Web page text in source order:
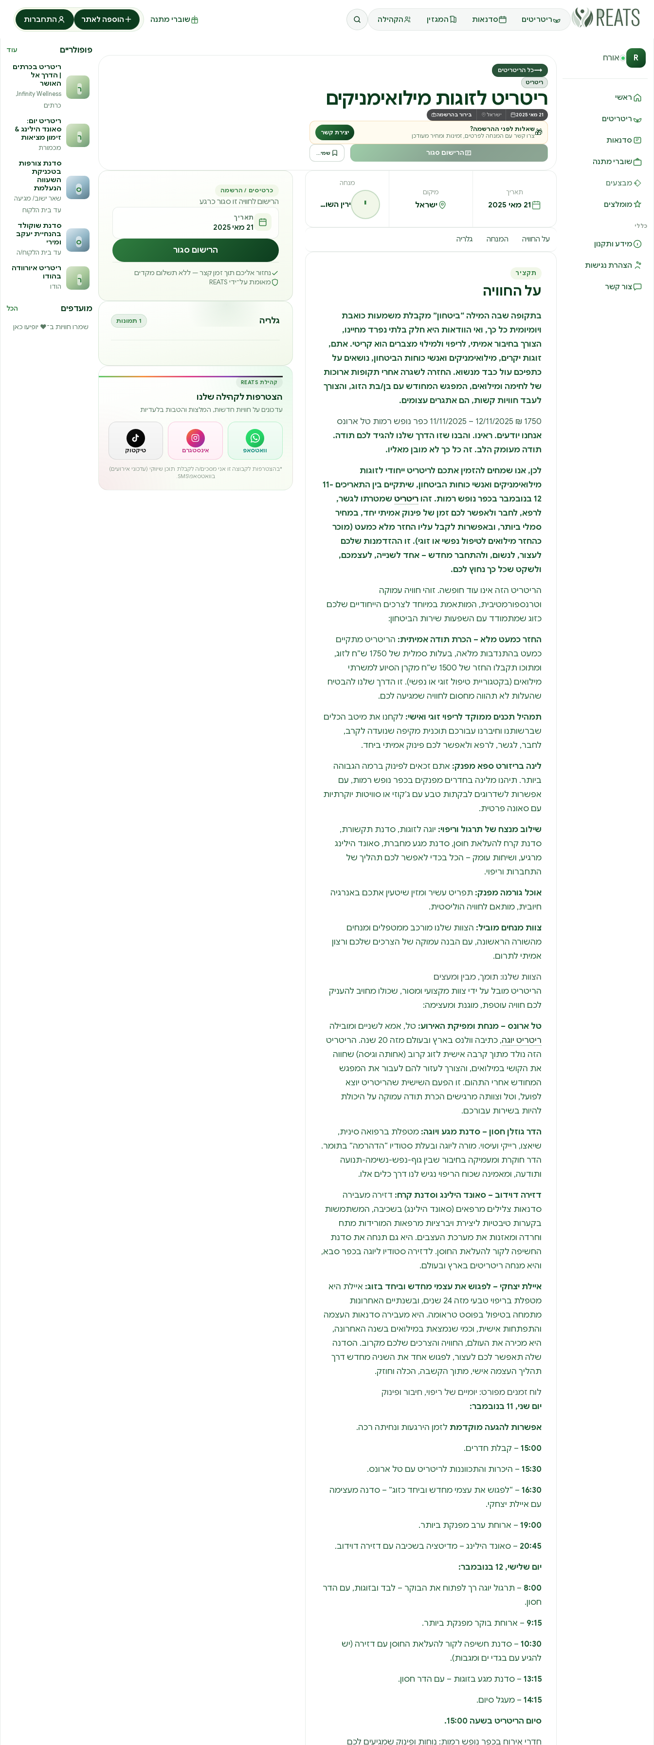
ריטריטים סדנאות המגזין הקהילה שוברי מתנה הוספה לאתר התחברות
R אורח
ראשי
ריטריטים
סדנאות
שוברי מתנה
מבצעים
מומלצים
כללי
מידע ותקנון
הצהרת נגישות
צור קשר
→כל הריטריטים
ריטריט
ריטריט לזוגות מילואימניקים
21 מאי 2025 ישראל בירור בהרשמה
🎁שאלות לפני ההרשמה?
צרו קשר עם המנחה לפרטים, זמינות ומחיר מעודכן
יצירת קשר
הרישום סגור שמירה לרשימה
תאריך
21 מאי 2025
מיקום
ישראל
מנחה
י ירין השותף
על החוויה המנחה גלריה
תקציר
על החוויה
בתקופה שבה המילה “ביטחון” מקבלת משמעות כואבת
ויומיומית כל כך, ואי הוודאות היא חלק בלתי נפרד מחיינו,
הצורך בחיבור אמיתי, לריפוי ולמילוי מצברים הוא קריטי. אתם,
זוגות יקרים, מילואימניקים ואנשי כוחות הביטחון, נושאים על
כתפיכם עול כבד מנשוא. החזרה לשגרה אחרי תקופות ארוכות
של לחימה ומילואים, המפגש המחודש עם בן/בת הזוג, והצורך
לעבד חוויות קשות, הם אתגרים עצומים.
1750 ₪ 12/11/2025 – 11/11/2025 כפר נופש רמות טל ארונס
אנחנו יודעים. ראינו. והבנו שזו הדרך שלנו להגיד לכם תודה.
תודה מעומק הלב. זה כל כך לא מובן מאליו.
לכן, אנו שמחים להזמין אתכם לריטריט ייחודי לזוגות
מילואימניקים ואנשי כוחות הביטחון, שיתקיים בין התאריכים 11-
12 בנובמבר בכפר נופש רמות. זהו
ריטריט שמטרתו לגשר,
לרפא, לחבר ולאפשר לכם זמן של פינוק אמיתי יחד, במחיר
סמלי ביותר, ובאפשרות לקבל עליו החזר מלא כמעט (מוכר
כהחזר מילואים לטיפול נפשי או זוגי). זו ההזדמנות שלכם
לעצור, לנשום, ולהתחבר מחדש – אחד לשנייה, לעצמכם,
ולשקט שכל כך נחוץ לכם.
הריטריט הזה אינו עוד חופשה. זוהי חוויה עמוקה
וטרנספורמטיבית, המותאמת במיוחד לצרכים הייחודיים שלכם
כזוג שמתמודד עם השפעות שירות הביטחון:
החזר כמעט מלא – הכרת תודה אמיתית: הריטריט מתקיים
כמעט בהתנדבות מלאה, בעלות סמלית של 1750 ש”ח לזוג,
ומתוכו תקבלו החזר של 1500 ש”ח מקרן הסיוע למשרתי
מילואים (בקטגוריית טיפול זוגי או נפשי). זו הדרך שלנו להבטיח
שהעלות לא תהווה מחסום לחוויה שמגיעה לכם.
תמהיל תכנים ממוקד לריפוי זוגי ואישי: לקחנו את מיטב הכלים
שברשותנו וחיברנו עבורכם תוכנית מקיפה שנועדה לקרב,
לחבר, לגשר, לרפא ולאפשר לכם פינוק אמיתי ביחד.
לינה בריזורט ספא מפנק: אתם זכאים לפינוק ברמה הגבוהה
ביותר. תיהנו מלינה בחדרים מפנקים בכפר נופש רמות, עם
אפשרות לשדרוגים לבקתות טבע עם ג’קוזי או סוויטות יוקרתיות
עם סאונה פרטית.
שילוב מנצח של תרגול וריפוי: יוגה לזוגות, סדנת תקשורת,
סדנת קרח להעלאת חוסן, סדנת מגע מחברת, סאונד הילינג
מרגיע, ושיחות עומק – הכל בכדי לאפשר לכם תהליך של
התחברות וריפוי.
אוכל גורמה מפנק: תפריט עשיר ומזין שיטעין אתכם באנרגיה
חיובית, מותאם לחוויה הוליסטית.
צוות מנחים מוביל: הצוות שלנו מורכב ממטפלים ומנחים
מהשורה הראשונה, עם הבנה עמוקה של הצרכים שלכם ורצון
אמיתי לתרום.
הצוות שלנו: תומך, מבין ומעצים
הריטריט מובל על ידי צוות מקצועי ומסור, שכולו מחויב להעניק
לכם חוויה עוטפת, מוגנת ומעצימה:
טל ארונס – מנחת ומפיקת האירוע: טל, אמא לשניים ומובילה
ריטריט יוגה
, כתיבה וולנס בארץ ובעולם מזה 20 שנה. הריטריט
הזה נולד מתוך קרבה אישית לזוג קרוב (אחותה וגיסה) שחווה
את הקושי במילואים, והצורך לעזור להם לעבור את המפגש
המחודש אחרי התהום. זו הפעם השישית שהריטריט יוצא
לפועל, וטל וצוותה מרגישים הכרת תודה עמוקה על היכולת
להיות בשירות עבורכם.
הדר גוזלן חסון – סדנת מגע ויוגה: מטפלת ברפואה סינית,
שיאצו, רייקי ועיסוי. מורה ליוגה ובעלת סטודיו “הדהרמה” בתומר.
הדר חוקרת ומעמיקה בחיבור שבין גוף-נפש-נשימה-תנועה
ותודעה, ומאמינה שכוח הריפוי נגיש לנו דרך כלים אלו.
דזירה דוידוב – סאונד הילינג וסדנת קרח: דזירה מעבירה
סדנאות צלילים מרפאים (סאונד הילינג) בשכיבה, המשתמשות
בקערות טיבטיות ליצירת ויברציות מרפאות המורידות מתח
וחרדה ומאזנות את מערכת העצבים. היא גם תנחה את סדנת
החשיפה לקור להעלאת החוסן. לדזירה סטודיו ליוגה בכפר סבא,
והיא מנחה ריטריטים בארץ ובעולם.
איילת יצחקי – לפגוש את עצמי מחדש וביחד בזוג: איילת היא
מטפלת בריפוי טבעי מזה 24 שנים, ובשנתיים האחרונות
מתמחה בטיפול בפוסט טראומה. היא מעבירה סדנאות העצמה
והתפתחות אישית, וכמי שנמצאת במילואים בשנה האחרונה,
היא מכירה את העולם, החוויה והצרכים שלכם מקרוב. הסדנה
שלה תאפשר לכם לעצור, לפגוש אחד את השניה מחדש דרך
תהליך העצמה אישי, מתוך הקשבה, הכלה וחוזק.
לוח זמנים מפורט: יומיים של ריפוי, חיבור ופינוק
יום שני, 11 בנובמבר:
אפשרות להגעה מוקדמת לזמן הירגעות ונחיתה רכה.
15:00 – קבלת חדרים.
15:30 – היכרות והתכווננות לריטריט עם טל ארונס.
16:30 – “לפגוש את עצמי מחדש וביחד כזוג” – סדנה מעצימה
עם איילת יצחקי.
19:00 – ארוחת ערב מפנקת ביותר.
20:45 – סאונד הילינג – מדיטציה בשכיבה עם דזירה דוידוב.
יום שלישי, 12 בנובמבר:
8:00 – תרגול יוגה רך לפתוח את הבוקר – לבד ובזוגות, עם הדר
חסון.
9:15 – ארוחת בוקר מפנקת ביותר.
10:30 – סדנת חשיפה לקור להעלאת החוסן עם דזירה (יש
להגיע עם בגדי ים ומגבות).
13:15 – סדנת מגע בזוגות – עם הדר חסון.
14:15 – מעגל סיום.
סיום הריטריט בשעה 15:00.
חדרי אירוח בכפר נופש רמות: נוחות ופינוק שמגיעים לכם
כרטיסים / הרשמה
הרישום לחוויה זו סגור כרגע
תאריך
21 מאי 2025
הרישום סגור
נחזור אליכם תוך זמן קצר — ללא תשלום מקדים
מאומת על־ידי REATS
גלריה 1 תמונות
קהילת REATS
הצטרפות לקהילה שלנו
עדכונים על חוויות חדשות, המלצות והטבות בלעדיות
וואטסאפ אינסטגרם טיקטוק
*בהצטרפות לקבוצה זו אני מסכים/ה לקבלת תוכן שיווקי (עדכוני אירועים)
בוואטסאפ\SMS.
פופולריים עוד
ר
ריטריט בכרתים
| הדרך אל
האושר
Infinity Wellness,
כרתים
ר
ריטריט יום:
סאונד הילינג &
זימון מציאות
מכמורת
ס
סדנת צורפות
בטכניקת
השעווה
הנעלמת
שאר ישוב/ מגיעה
עד בית הלקוח
ס
סדנת שוקולד
בהנחיית יעקב
ומירי
עד בית הלקוח/ה
ר
ריטריט איורוודה
בהודו
הודו
מועדפים הכל
שמרו חוויות ב־❤️ יופיעו כאן